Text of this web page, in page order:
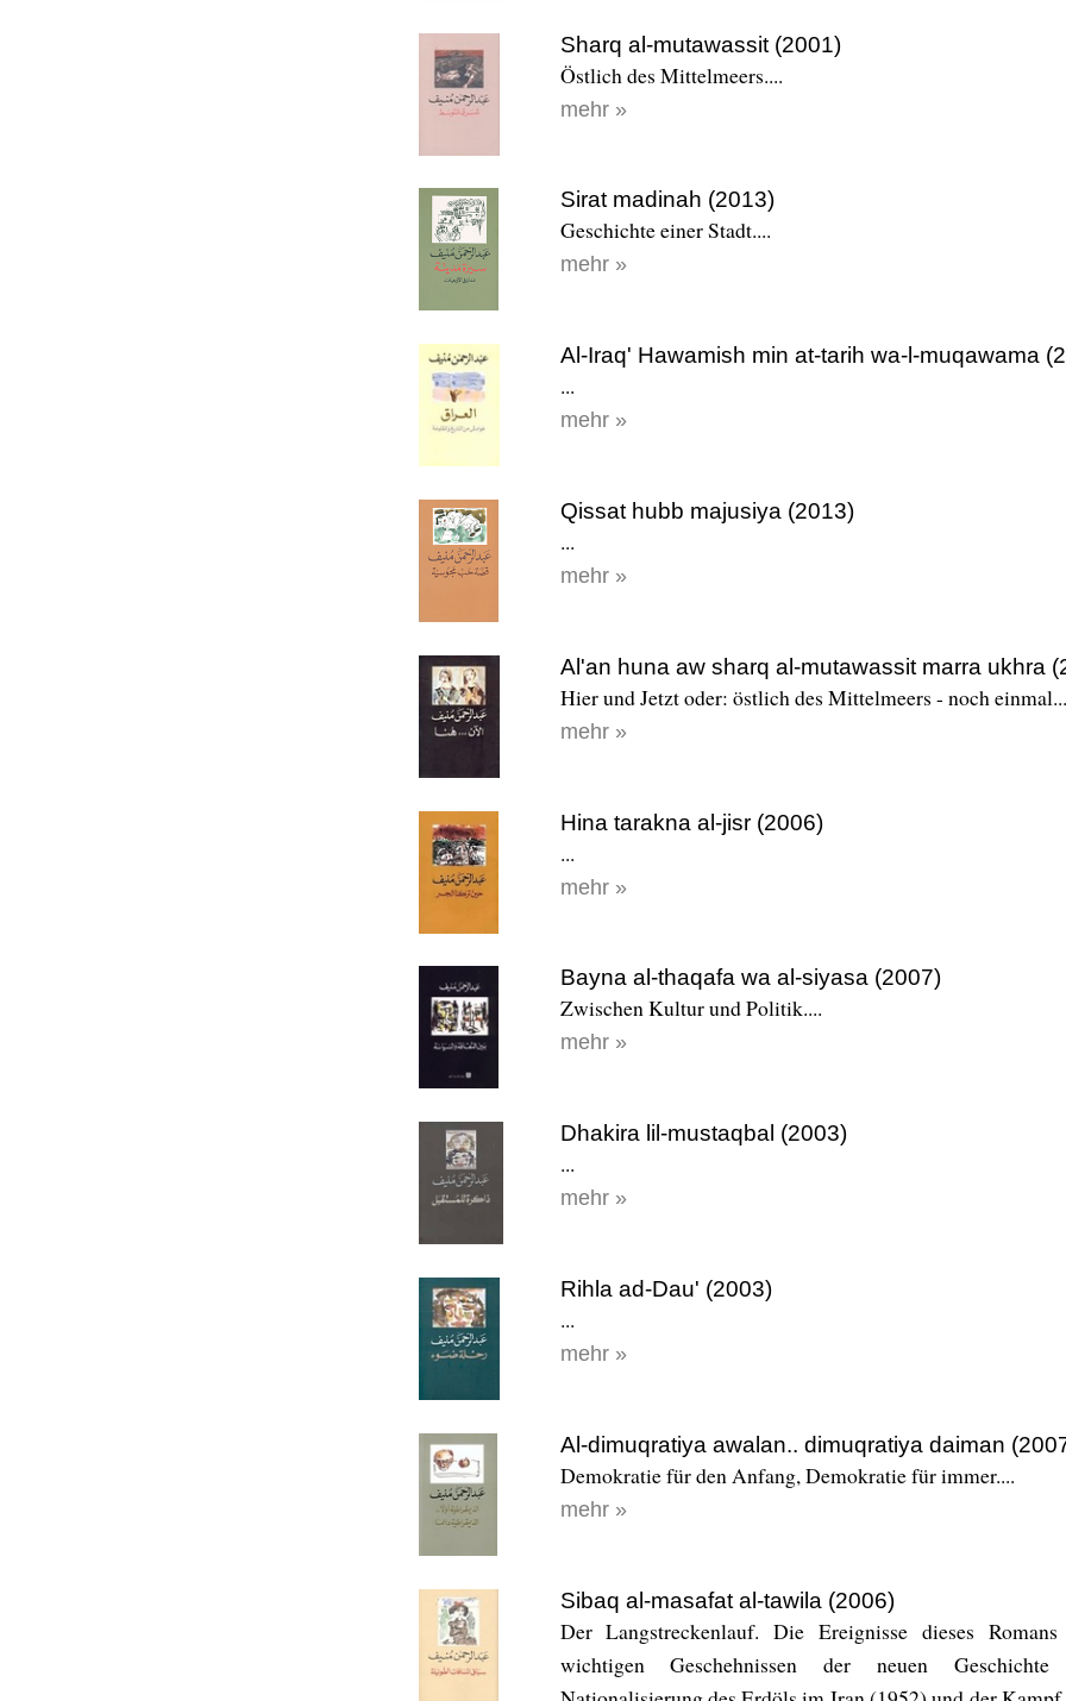
Sharq al-mutawassit (2001)
Östlich des Mittelmeers....
mehr »
Sirat madinah (2013)
Geschichte einer Stadt....
mehr »
Al-Iraq' Hawamish min at-tarih wa-l-muqawama
...
mehr »
Qissat hubb majusiya (2013)
...
mehr »
Al'an huna aw sharq al-mutawassit marra ukhra
Hier und Jetzt oder: östlich des Mittelmeers - noch
mehr »
Hina tarakna al-jisr (2006)
...
mehr »
Bayna al-thaqafa wa al-siyasa (2007)
Zwischen Kultur und Politik....
mehr »
Dhakira lil-mustaqbal (2003)
...
mehr »
Rihla ad-Dau' (2003)
...
mehr »
Al-dimuqratiya awalan.. dimuqratiya daiman
Demokratie für den Anfang, Demokratie für immer....
mehr »
Sibaq al-masafat al-tawila (2006)
Der Langstreckenlauf. Die Ereignisse dieses
wichtigen Geschehnissen der neuen